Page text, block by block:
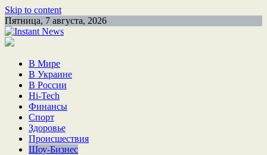
Skip to content
Пятница, 7 августа, 2026
В Мире
В Украине
В России
Hi-Tech
Финансы
Спорт
Здоровье
Происшествия
Шоу-Бизнес